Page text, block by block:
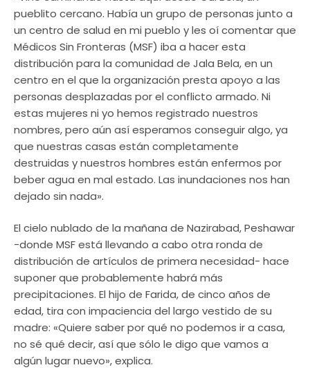
pueblito cercano. Había un grupo de personas junto a
un centro de salud en mi pueblo y les oí comentar que
Médicos Sin Fronteras (MSF) iba a hacer esta
distribución para la comunidad de Jala Bela, en un
centro en el que la organización presta apoyo a las
personas desplazadas por el conflicto armado. Ni
estas mujeres ni yo hemos registrado nuestros
nombres, pero aún así esperamos conseguir algo, ya
que nuestras casas están completamente
destruidas y nuestros hombres están enfermos por
beber agua en mal estado. Las inundaciones nos han
dejado sin nada».
El cielo nublado de la mañana de Nazirabad, Peshawar
-donde MSF está llevando a cabo otra ronda de
distribución de artículos de primera necesidad- hace
suponer que probablemente habrá más
precipitaciones. El hijo de Farida, de cinco años de
edad, tira con impaciencia del largo vestido de su
madre: «Quiere saber por qué no podemos ir a casa,
no sé qué decir, así que sólo le digo que vamos a
algún lugar nuevo», explica.